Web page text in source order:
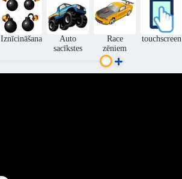
Iron Smash
Iznīcināšana
Auto
sacīkstes
Race
zēniem
touchscreen